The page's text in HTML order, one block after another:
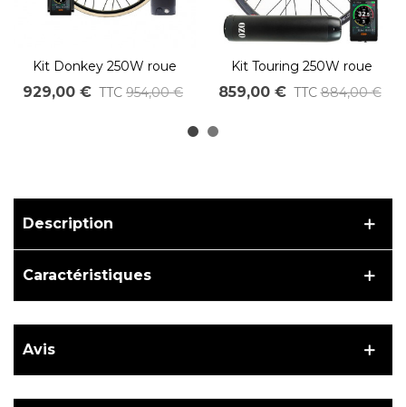
Kit Donkey 250W roue
avant avec batterie
carénée 36V 230Wh à
929,00 € TTC 954,00 €
Kit Touring 250W roue
avant avec batterie 36V
250Wh à 700Wh
859,00 € TTC 884,00 €
Description
Caractéristiques
Avis